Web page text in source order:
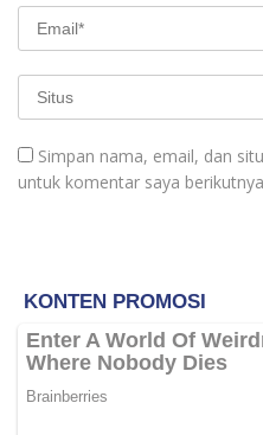
Simpan nama, email, dan
untuk komentar saya